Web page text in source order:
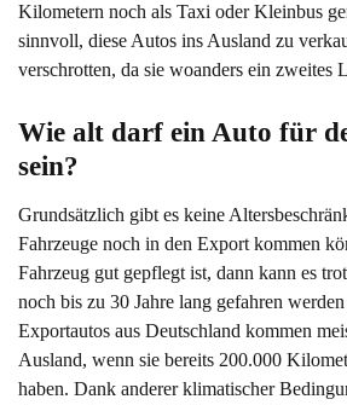
Kilometern noch als Taxi oder Kleinbus
sinnvoll, diese Autos ins Ausland zu
verschrotten, da sie woanders ein zweites
Wie alt darf ein Auto für
sein?
Grundsätzlich gibt es keine
Fahrzeuge noch in den Export kommen
Fahrzeug gut gepflegt ist, dann kann es
noch bis zu 30 Jahre lang gefahren
Exportautos aus Deutschland kommen
Ausland, wenn sie bereits 200.000
haben. Dank anderer klimatischer